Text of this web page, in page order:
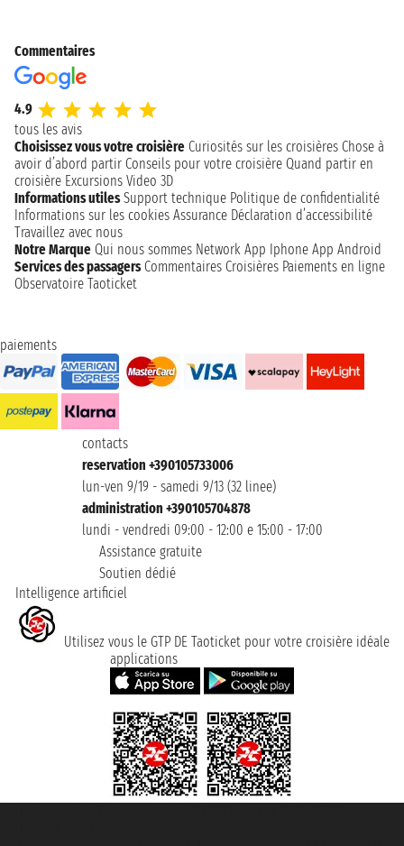
Commentaires
4.9
tous les avis
Choisissez vous votre croisière Curiosités sur les croisières Chose à
avoir d’abord partir Conseils pour votre croisière Quand partir en
croisière Excursions Video 3D
Informations utiles Support technique Politique de confidentialité
Informations sur les cookies Assurance Déclaration d’accessibilité
Travaillez avec nous
Notre Marque Qui nous sommes Network App Iphone App Android
Services des passagers Commentaires Croisières Paiements en ligne
Observatoire Taoticket
paiements
contacts
reservation +390105733006
lun-ven 9/19 - samedi 9/13 (32 linee)
administration +390105704878
lundi - vendredi 09:00 - 12:00 e 15:00 - 17:00
Assistance gratuite
Soutien dédié
Intelligence artificiel
Utilisez vous le GTP DE Taoticket pour votre croisière idéale
applications